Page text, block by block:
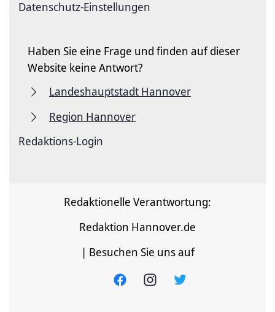
Datenschutz-Einstellungen
Haben Sie eine Frage und finden auf dieser
Website keine Antwort?
Landeshauptstadt Hannover
Region Hannover
Redaktions-Login
Redaktionelle Verantwortung:
Redaktion Hannover.de
| Besuchen Sie uns auf